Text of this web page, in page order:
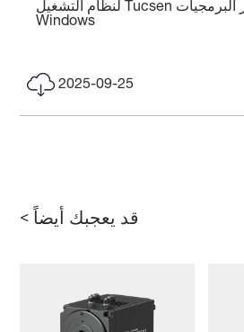
مجموعة أدوات تطوير البرمجيات Tucsen لنظام التشغيل
Windows
2025-09-25
قد يعجبك أيضاً >